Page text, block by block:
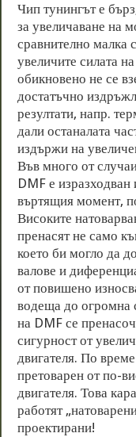
Чип тунингът е
за увеличаване на
сравнително малка
увеличите силата
обикновено не се
достатъчно
резултати, напр.
дали останалата
издържи на
Във много от
DMF е
въртящия момент,
Високите
пренасят не само
което би могло да
валове и
от повишено
водеща до огромна
на DMF се
сигурност от
двигателя. По
претоварен от по-
двигателя. Това
работят
проектирани!